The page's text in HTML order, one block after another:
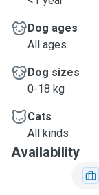
Dog ages
All ages
Dog sizes
0-18 kg
Cats
All kinds
Availability